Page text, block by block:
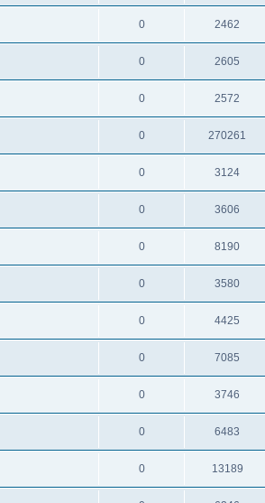
0 2462
0 2605
0 2572
0 270261
0 3124
0 3606
0 8190
0 3580
0 4425
0 7085
0 3746
0 6483
0 13189